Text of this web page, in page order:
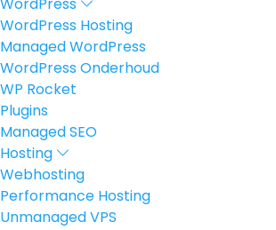
WordPress Hosting
Managed WordPress
WordPress Onderhoud
WP Rocket
Plugins
Managed SEO
Hosting
Webhosting
Performance Hosting
Unmanaged VPS